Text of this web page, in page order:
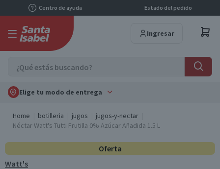
Centro de ayuda Estado del pedido
Ingresar
Elige tu modo de entrega
Home botilleria jugos
jugos-y-nectar
Néctar Watt's Tutti Frutilla 0% Azúcar Añadida 1.5 L
Oferta
Watt's